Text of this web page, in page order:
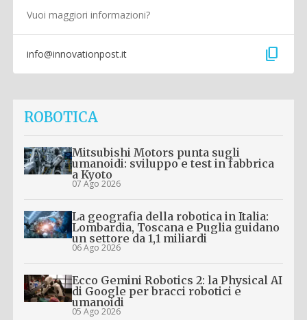
Vuoi maggiori informazioni?
info@innovationpost.it content_copy
ROBOTICA
Mitsubishi Motors punta sugli
umanoidi: sviluppo e test in fabbrica
a Kyoto
07 Ago 2026
La geografia della robotica in Italia:
Lombardia, Toscana e Puglia guidano
un settore da 1,1 miliardi
06 Ago 2026
Ecco Gemini Robotics 2: la Physical AI
di Google per bracci robotici e
umanoidi
05 Ago 2026